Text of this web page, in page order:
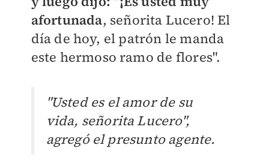
afortunada, señorita Lucero! El
día de hoy, el patrón le manda
este hermoso ramo de flores".
"Usted es el amor de su
vida, señorita Lucero",
agregó el presunto agente.